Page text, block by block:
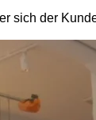
sich der